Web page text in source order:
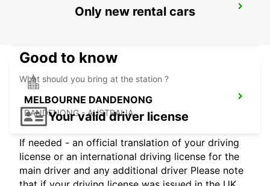
MELBOURNE FRANKSTON
MELBOURNE DANDENONG
DANDENONG - AUSTRALIA
Only new rental cars
Good to know
What should you bring at the station ?
Your valid driver license
If needed - an official translation of your driving
license or an international driving license for the
main driver and any additional driver Please note